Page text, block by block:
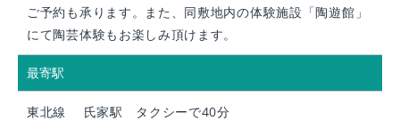
ご予約も承ります。また、同敷地内の体験施設「陶遊館」
にて陶芸体験もお楽しみ頂けます。
最寄駅
東北線 氏家駅 タクシーで40分